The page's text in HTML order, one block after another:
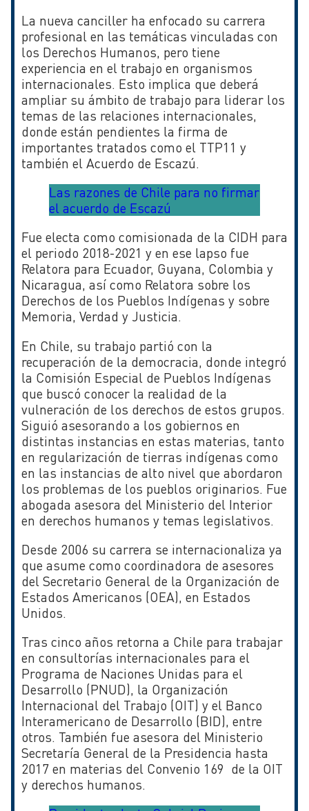
La nueva canciller ha enfocado su carrera
profesional en las temáticas vinculadas con
los Derechos Humanos, pero tiene
experiencia en el trabajo en organismos
internacionales. Esto implica que deberá
ampliar su ámbito de trabajo para liderar los
temas de las relaciones internacionales,
donde están pendientes la firma de
importantes tratados como el TTP11 y
también el Acuerdo de Escazú.
Las razones de Chile para no firmar
el acuerdo de Escazú
Fue electa como comisionada de la CIDH para
el periodo 2018-2021 y en ese lapso fue
Relatora para Ecuador, Guyana, Colombia y
Nicaragua, así como Relatora sobre los
Derechos de los Pueblos Indígenas y sobre
Memoria, Verdad y Justicia.
En Chile, su trabajo partió con la
recuperación de la democracia, donde integró
la Comisión Especial de Pueblos Indígenas
que buscó conocer la realidad de la
vulneración de los derechos de estos grupos.
Siguió asesorando a los gobiernos en
distintas instancias en estas materias, tanto
en regularización de tierras indígenas como
en las instancias de alto nivel que abordaron
los problemas de los pueblos originarios. Fue
abogada asesora del Ministerio del Interior
en derechos humanos y temas legislativos.
Desde 2006 su carrera se internacionaliza ya
que asume como coordinadora de asesores
del Secretario General de la Organización de
Estados Americanos (OEA), en Estados
Unidos.
Tras cinco años retorna a Chile para trabajar
en consultorías internacionales para el
Programa de Naciones Unidas para el
Desarrollo (PNUD), la Organización
Internacional del Trabajo (OIT) y el Banco
Interamericano de Desarrollo (BID), entre
otros. También fue asesora del Ministerio
Secretaría General de la Presidencia hasta
2017 en materias del Convenio 169 de la OIT
y derechos humanos.